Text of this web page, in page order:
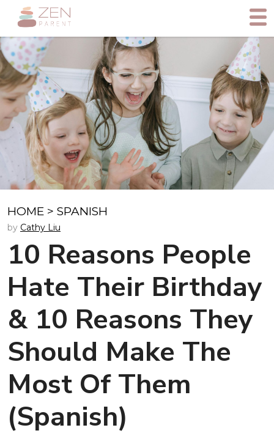
HOME > SPANISH
by Cathy Liu
10 Reasons People
Hate Their Birthday
& 10 Reasons They
Should Make The
Most Of Them
(Spanish)